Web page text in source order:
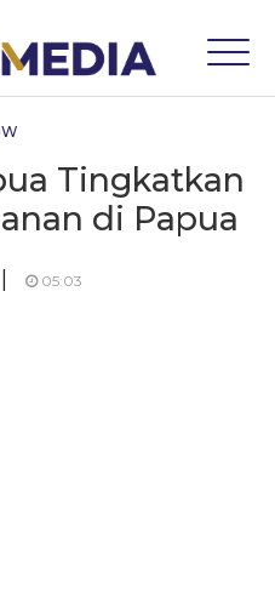
Tingkatkan
di Papua
| 05:03